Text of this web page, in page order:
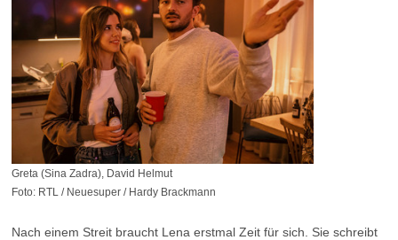
Greta (Sina Zadra), David Helmut
Foto: RTL / Neuesuper / Hardy Brackmann
Nach einem Streit braucht Lena erstmal Zeit für sich. Sie schreibt